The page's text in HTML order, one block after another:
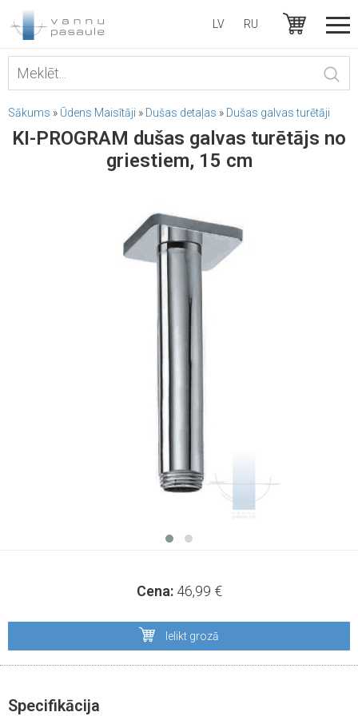
LV RU
Sākums » Ūdens Maisītāji » Dušas detaļas » Dušas galvas turētāji
KI-PROGRAM dušas galvas turētājs no
griestiem, 15 cm
Cena: 46,99 €
Ielikt grozā
Specifikācija